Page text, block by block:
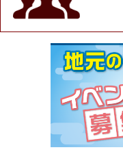
[有効期限]2026年9月
★ジモア限定
ュラル＆ハン
[有効期限]2026年9月
【ジモア限定
⇒8,800円（
（ミックル）
[有効期限]2026年9月
【ジモア読者
理5品+2時間
ore（ピアク